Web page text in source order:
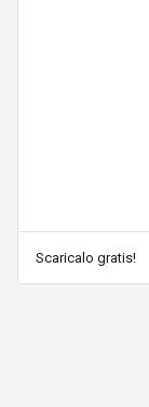
Scaricalo gratis!